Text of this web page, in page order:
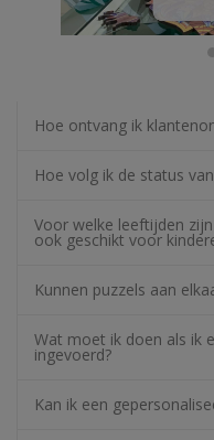
Hoe ontvang ik
Hoe volg ik de status
Voor welke leeftijden
ook geschikt voor
Kunnen puzzels aan
Wat moet ik doen als ik
ingevoerd?
Kan ik een